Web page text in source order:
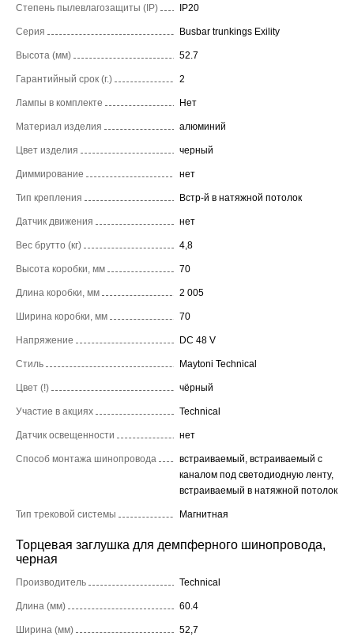
Степень пылевлагозащиты (IP) IP20
Серия Busbar trunkings Exility
Высота (мм) 52.7
Гарантийный срок (г.) 2
Лампы в комплекте Нет
Материал изделия алюминий
Цвет изделия черный
Диммирование нет
Тип крепления Встр-й в натяжной потолок
Датчик движения нет
Вес брутто (кг) 4,8
Высота коробки, мм 70
Длина коробки, мм 2 005
Ширина коробки, мм 70
Напряжение DC 48 V
Стиль Maytoni Technical
Цвет (!) чёрный
Участие в акциях Technical
Датчик освещенности нет
Способ монтажа шинопровода
встраиваемый, встраиваемый с
каналом под светодиодную ленту,
встраиваемый в натяжной потолок
Тип трековой системы Магнитная
Торцевая заглушка для демпферного шинопровода,
черная
Производитель Technical
Длина (мм) 60.4
Ширина (мм) 52,7